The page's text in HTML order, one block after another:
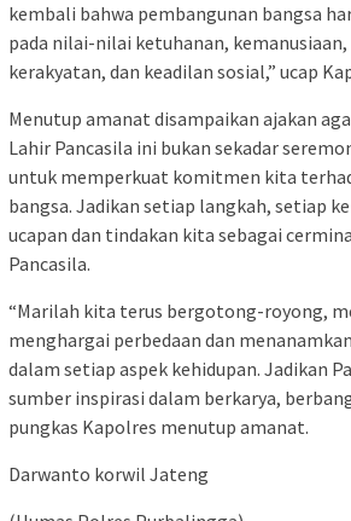
kembali bahwa pembangunan bangsa
pada nilai-nilai ketuhanan,
kerakyatan, dan keadilan sosial,” ucap
Menutup amanat disampaikan ajakan
Lahir Pancasila ini bukan sekadar
untuk memperkuat komitmen kita
bangsa. Jadikan setiap langkah, setiap
ucapan dan tindakan kita sebagai
Pancasila.
“Marilah kita terus bergotong-royong,
menghargai perbedaan dan
dalam setiap aspek kehidupan. Jadikan
sumber inspirasi dalam berkarya,
pungkas Kapolres menutup amanat.
Darwanto korwil Jateng